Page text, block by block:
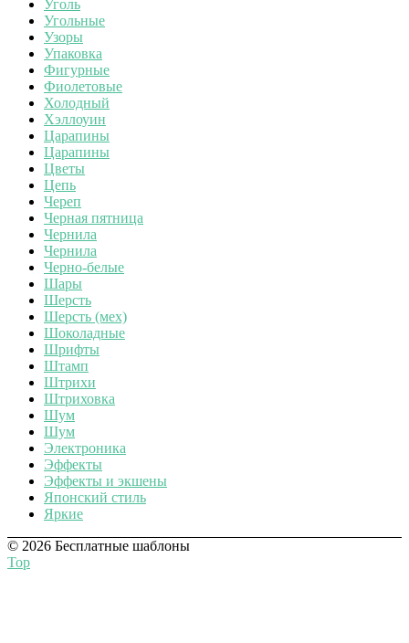
Уголь
Угольные
Узоры
Упаковка
Фигурные
Фиолетовые
Холодный
Хэллоуин
Царапины
Царапины
Цветы
Цепь
Череп
Черная пятница
Чернила
Чернила
Черно-белые
Шары
Шерсть
Шерсть (мех)
Шоколадные
Шрифты
Штамп
Штрихи
Штриховка
Шум
Шум
Электроника
Эффекты
Эффекты и экшены
Японский стиль
Яркие
© 2026 Бесплатные шаблоны
Top